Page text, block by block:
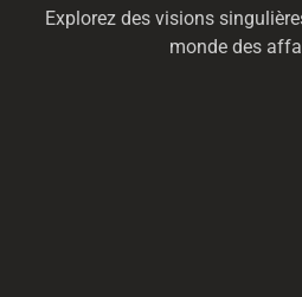
Explorez des visions
monde des